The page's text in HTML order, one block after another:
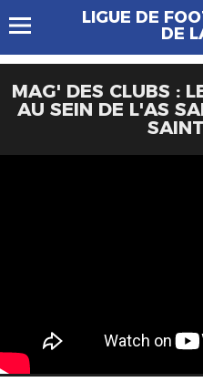
LIGUE DE
DE
MAG' DES CLUBS :
AU SEIN DE L'AS